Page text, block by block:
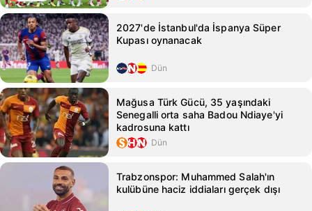
2027'de İstanbul'da İspanya Süper
Kupası oynanacak
Dün
Mağusa Türk Gücü, 35 yaşındaki
Senegalli orta saha Badou Ndiaye'yi
kadrosuna kattı
Dün
Trabzonspor: Muhammed Salah'ın
kulübüne haciz iddiaları gerçek dışı